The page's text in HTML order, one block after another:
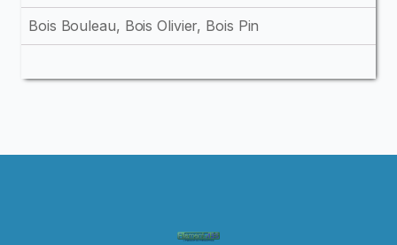
Bois Bouleau, Bois Olivier, Bois Pin